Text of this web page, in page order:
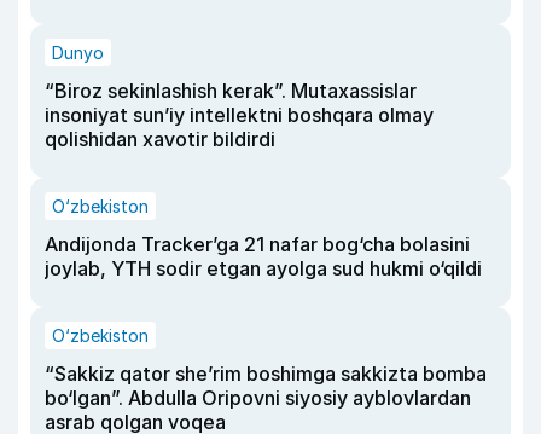
Dunyo
“Biroz sekinlashish kerak”. Mutaxassislar
insoniyat sun’iy intellektni boshqara olmay
qolishidan xavotir bildirdi
O‘zbekiston
Andijonda Tracker’ga 21 nafar bog‘cha bolasini
joylab, YTH sodir etgan ayolga sud hukmi o‘qildi
O‘zbekiston
“Sakkiz qator she’rim boshimga sakkizta bomba
bo‘lgan”. Abdulla Oripovni siyosiy ayblovlardan
asrab qolgan voqea